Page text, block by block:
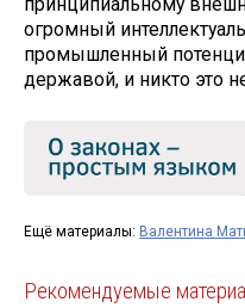
принципиальному
огромный
промышленный
державой, и никто это
Ещё материалы: Валентина
Рекомендуемые